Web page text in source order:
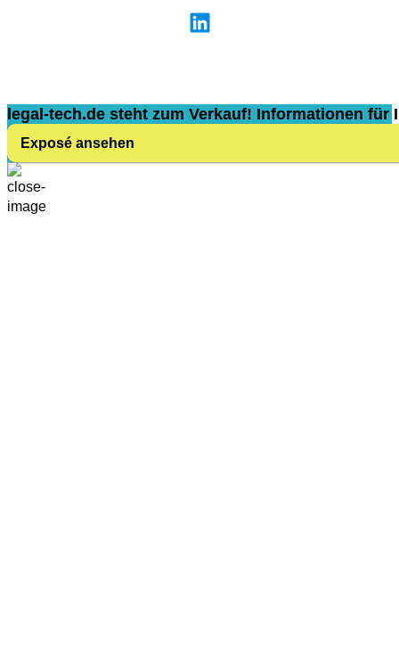
legal-tech.de steht zum Verkauf! Informationen für
Exposé ansehen